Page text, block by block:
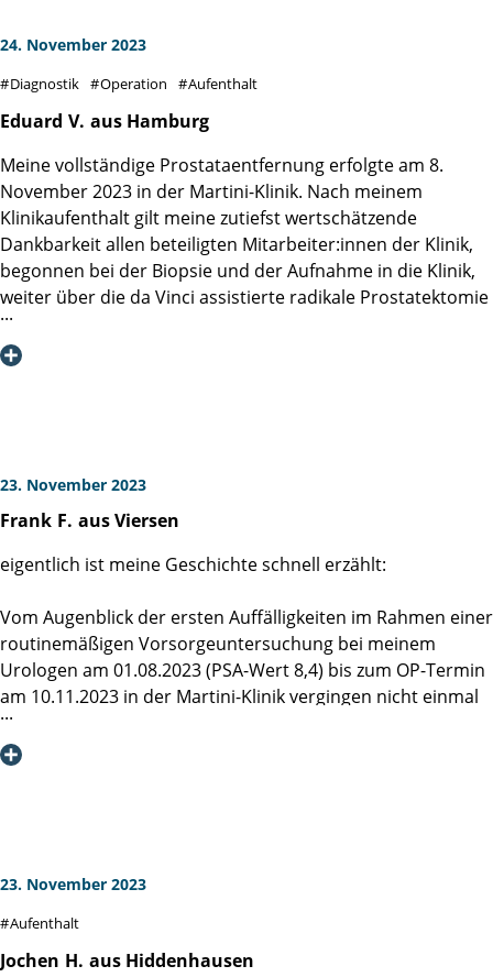
24. November 2023
Diagnostik Operation Aufenthalt
Eduard V. aus Hamburg
Meine vollständige Prostataentfernung erfolgte am 8.
November 2023 in der Martini-Klinik. Nach meinem
Klinikaufenthalt gilt meine zutiefst wertschätzende
Dankbarkeit allen beteiligten Mitarbeiter:innen der Klinik,
begonnen bei der Biopsie und der Aufnahme in die Klinik,
weiter über die da Vinci assistierte radikale Prostatektomie
sowie der nachoperativen Betreuung innerhalb der Klinik
durch die verschiedenen Ärzte, die Assistent:innen und den
Herr Prof. Dr. Salomon. Er und sein Team haben es
geschafft meinen Prostatakrebs für mich schmerzfrei zu
entfernen sowie meine erwartete Inkontinenz und erektile
Dysfunktion zu verhindern.
Klinik: Hier hat sich eine hochspezialisierte sowie
überragend überzeugende Fachklinik für Krankenbilder der
Prostata entwickelt, deren Mitarbeiter:innen ich jederzeit
vertraute. Auf der Grundlage des aus meiner Sicht sehr
erfolgreichen Klinikaufenthaltes werde ich die Martini-Klinik
an Verwandte, Freunde und Bekannte weiterempfehlen.
23. November 2023
Frank F. aus Viersen
eigentlich ist meine Geschichte schnell erzählt:
Vom Augenblick der ersten Auffälligkeiten im Rahmen einer
routinemäßigen Vorsorgeuntersuchung bei meinem
Urologen am 01.08.2023 (PSA-Wert 8,4) bis zum OP-Termin
am 10.11.2023 in der Martini-Klinik vergingen nicht einmal
14 Wochen.
Im Rahmen der vor-operativen Diagnostik wurde dann
Kapselkontakt gefunden.
Für mich kam in Anbetracht der schockierenden Nachricht
23. November 2023
Aufenthalt
Jochen H. aus Hiddenhausen